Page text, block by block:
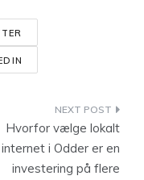
Hvorfor vælge lokalt
internet i Odder er en
investering på flere